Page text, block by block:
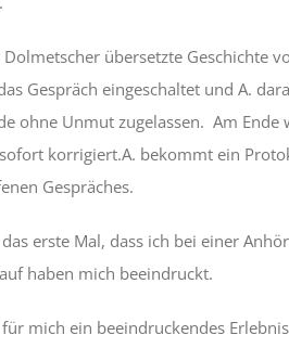
Dolmetscher übersetzte Geschichte
Gespräch eingeschaltet und A.
ohne Unmut zugelassen. Am
korrigiert.A. bekommt ein
Gespräches.
erste Mal, dass ich bei einer
haben mich beeindruckt.
mich ein beeindruckendes